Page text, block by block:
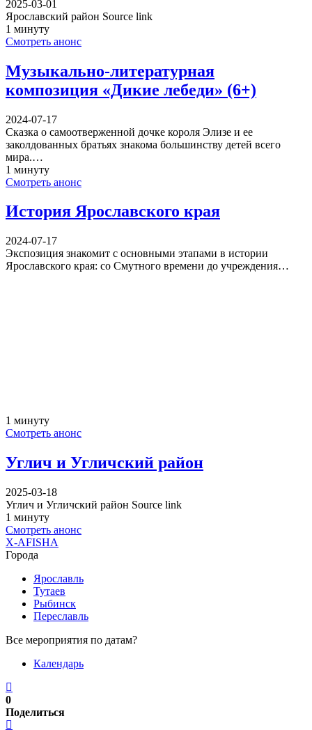
2025-03-01
Ярославский район Source link
1 минуту
Смотреть анонс
Музыкально-литературная
композиция «Дикие лебеди» (6+)
2024-07-17
Сказка о самоотверженной дочке короля Элизе и ее
заколдованных братьях знакома большинству детей всего
мира.…
1 минуту
Смотреть анонс
История Ярославского края
2024-07-17
Экспозиция знакомит с основными этапами в истории
Ярославского края: со Смутного времени до учреждения…
1 минуту
Смотреть анонс
Углич и Угличский район
2025-03-18
Углич и Угличский район Source link
1 минуту
Смотреть анонс
X-AFISHA
Города
Ярославль
Тутаев
Рыбинск
Переславль
Все мероприятия по датам?
Календарь
0
Поделиться